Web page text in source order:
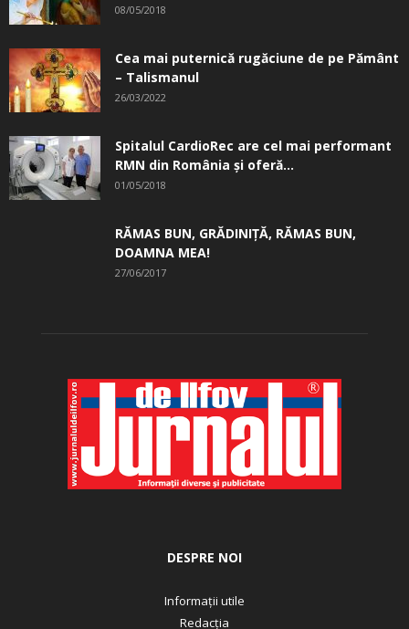
08/05/2018
Cea mai puternică rugăciune de pe Pământ
– Talismanul
26/03/2022
Spitalul CardioRec are cel mai performant
RMN din România și oferă...
01/05/2018
RĂMAS BUN, GRĂDINIŢĂ, ­RĂMAS BUN,
DOAMNA MEA!
27/06/2017
DESPRE NOI
Informații utile
Redacția